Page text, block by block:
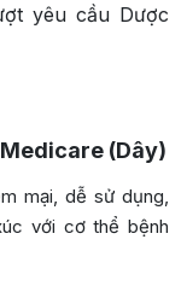
yêu cầu Dược
(Dây)
mại, dễ sử dụng,
với cơ thể bệnh